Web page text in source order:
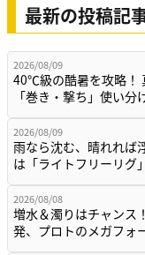
最新の投稿記
2026/08/09
40℃級の酷暑を攻略！
「巻き・撃ち」使い
2026/08/09
雨なら沈む、晴れれば
は「ライトフリーリグ
2026/08/08
増水＆濁りはチャンス
発、プロトのメガフォ